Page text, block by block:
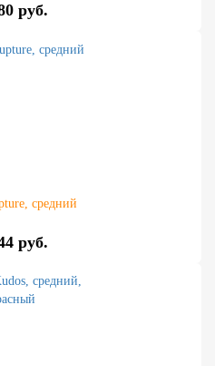
руб.
средний
руб.